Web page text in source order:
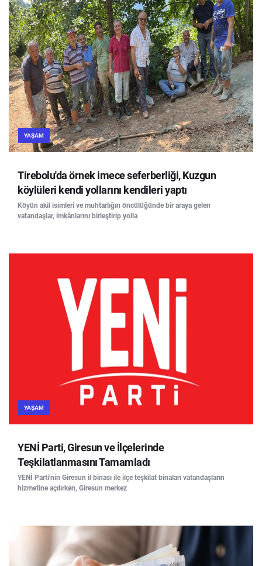
YAŞAM
Tirebolu'da örnek imece seferberliği, Kuzgun
köylüleri kendi yollarını kendileri yaptı
Köyün akil isimleri ve muhtarlığın öncülüğünde bir araya gelen
vatandaşlar, imkânlarını birleştirip yolla
YAŞAM
YENİ Parti, Giresun ve İlçelerinde
Teşkilatlanmasını Tamamladı
YENİ Parti'nin Giresun il binası ile ilçe teşkilat binaları vatandaşların
hizmetine açılırken, Giresun merkez